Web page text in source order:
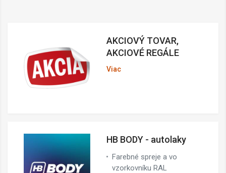
AKCIOVÝ TOVAR,
AKCIOVÉ REGÁLE
Viac
HB BODY - autolaky
Farebné spreje a vo
vzorkovníku RAL